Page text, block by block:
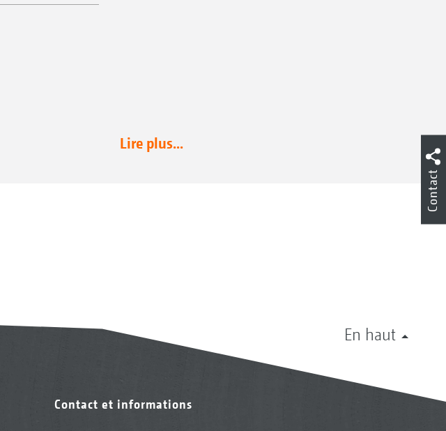
Lire plus...
En haut
Contact et informations
Contact